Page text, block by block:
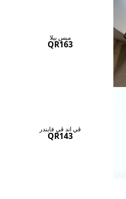
ميس بيلا
QR163
ڤي اند ڤي فايندر
QR143